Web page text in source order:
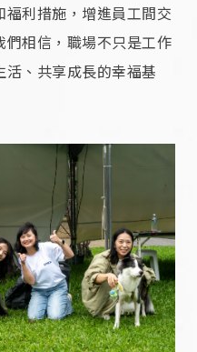
利措施，增進員工間交
相信，職場不只是工作
、共享成長的幸福基